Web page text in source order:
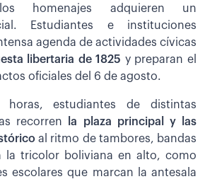
homenajes adquieren un
Estudiantes e instituciones
agenda de actividades cívicas
libertaria de 1825 y preparan el
oficiales del 6 de agosto.
horas, estudiantes de distintas
recorren la plaza principal y las
al ritmo de tambores, bandas
la tricolor boliviana en alto, como
escolares que marcan la antesala